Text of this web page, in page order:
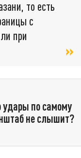
то есть
с
при
удары по самому
не слышит?